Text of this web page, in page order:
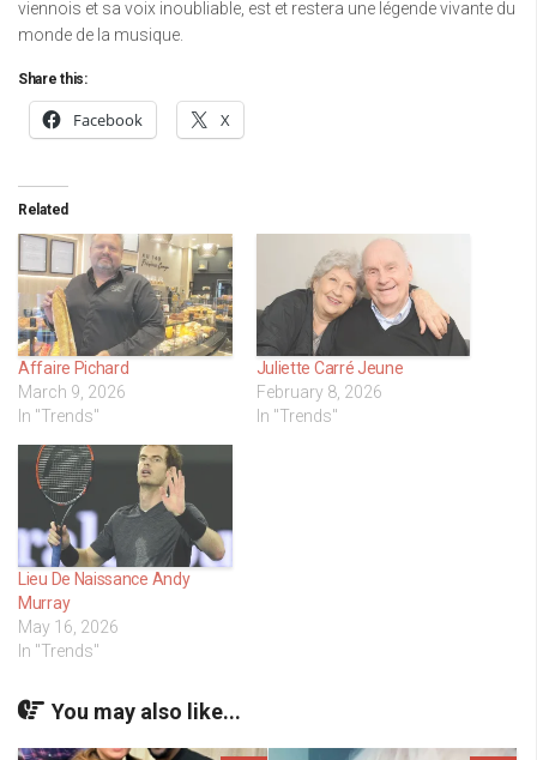
viennois et sa voix inoubliable, est et restera une légende vivante du
monde de la musique.
Share this:
Facebook X
Related
Affaire Pichard
March 9, 2026
In "Trends"
Juliette Carré Jeune
February 8, 2026
In "Trends"
Lieu De Naissance Andy
Murray
May 16, 2026
In "Trends"
You may also like...